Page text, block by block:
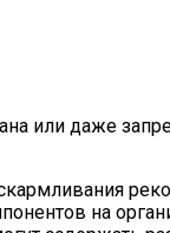
или даже
на